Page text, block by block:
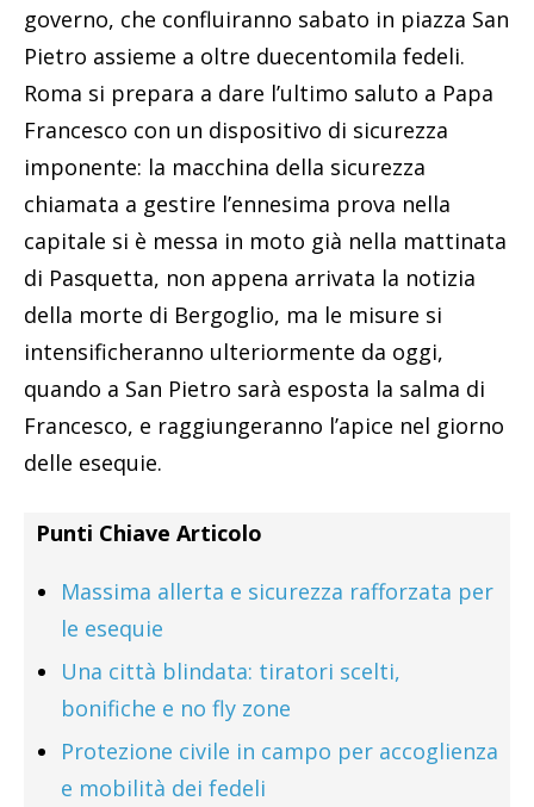
governo, che confluiranno sabato in piazza San
Pietro assieme a oltre duecentomila fedeli.
Roma si prepara a dare l’ultimo saluto a Papa
Francesco con un dispositivo di sicurezza
imponente: la macchina della sicurezza
chiamata a gestire l’ennesima prova nella
capitale si è messa in moto già nella mattinata
di Pasquetta, non appena arrivata la notizia
della morte di Bergoglio, ma le misure si
intensificheranno ulteriormente da oggi,
quando a San Pietro sarà esposta la salma di
Francesco, e raggiungeranno l’apice nel giorno
delle esequie.
Punti Chiave Articolo
Massima allerta e sicurezza rafforzata per
le esequie
Una città blindata: tiratori scelti,
bonifiche e no fly zone
Protezione civile in campo per accoglienza
e mobilità dei fedeli